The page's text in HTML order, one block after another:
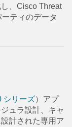
、Cisco Threat
ティのデータ
シリーズ）アプ
ュラ設計、キャ
計された専用ア